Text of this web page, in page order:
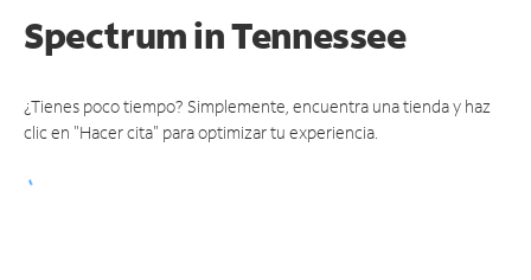
Spectrumin Tennessee
¿Tienes poco tiempo? Simplemente, encuentra una tienda y haz
clic en "Hacer cita" para optimizar tu experiencia.